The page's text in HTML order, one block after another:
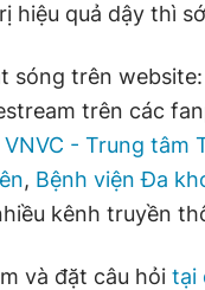
hiệu quả dậy thì
sóng trên website:
trên các
VNVC - Trung tâm
, Bệnh viện Đa
kênh truyền
và đặt câu hỏi tại